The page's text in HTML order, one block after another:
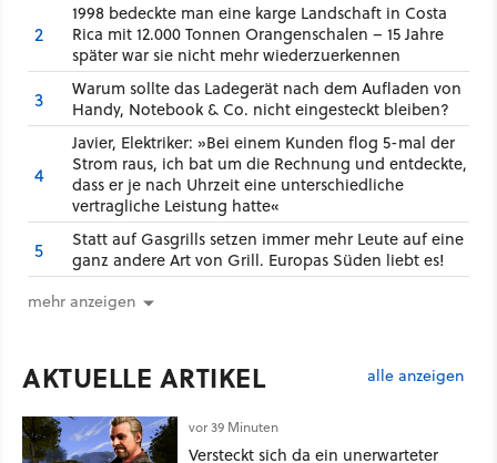
2
1998 bedeckte man eine karge Landschaft in Costa
Rica mit 12.000 Tonnen Orangenschalen – 15 Jahre
später war sie nicht mehr wiederzuerkennen
3
Warum sollte das Ladegerät nach dem Aufladen von
Handy, Notebook & Co. nicht eingesteckt bleiben?
4
Javier, Elektriker: »Bei einem Kunden flog 5-mal der
Strom raus, ich bat um die Rechnung und entdeckte,
dass er je nach Uhrzeit eine unterschiedliche
vertragliche Leistung hatte«
5
Statt auf Gasgrills setzen immer mehr Leute auf eine
ganz andere Art von Grill. Europas Süden liebt es!
mehr anzeigen
AKTUELLE ARTIKEL alle anzeigen
vor 39 Minuten
Versteckt sich da ein unerwarteter